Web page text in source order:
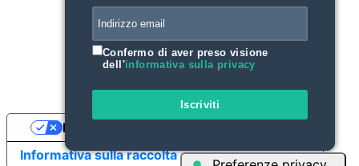
Confermo di aver preso visione
dell'informativa sulla privacy
Iscriviti
Informativa sulla raccolta
Le tue preferenze relative alla privacy